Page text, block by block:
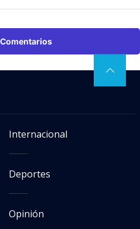
Internacional
Deportes
Opinión